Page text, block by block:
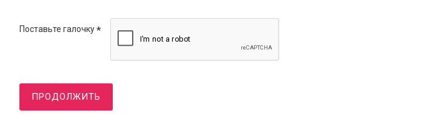
Поставьте галочку
ПРОДОЛЖИТЬ